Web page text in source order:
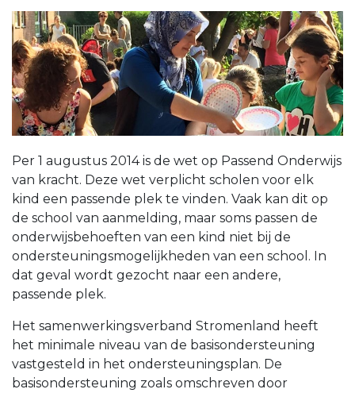
Per 1 augustus 2014 is de wet op Passend Onderwijs
van kracht. Deze wet verplicht scholen voor elk
kind een passende plek te vinden. Vaak kan dit op
de school van aanmelding, maar soms passen de
onderwijsbehoeften van een kind niet bij de
ondersteuningsmogelijkheden van een school. In
dat geval wordt gezocht naar een andere,
passende plek.
Het samenwerkingsverband Stromenland heeft
het minimale niveau van de basisondersteuning
vastgesteld in het ondersteuningsplan. De
basisondersteuning zoals omschreven door